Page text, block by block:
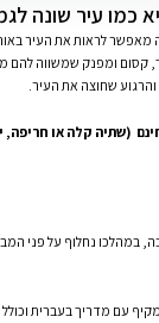
כמו עיר שונה
מאפשר לראות את העיר
קסום ומפנק שמשווה להם
שחוצה את העיר.
(שתיה קלה או חריפה,
במהלכו נחלוף על פני
מקיף עם מדריך בעברית